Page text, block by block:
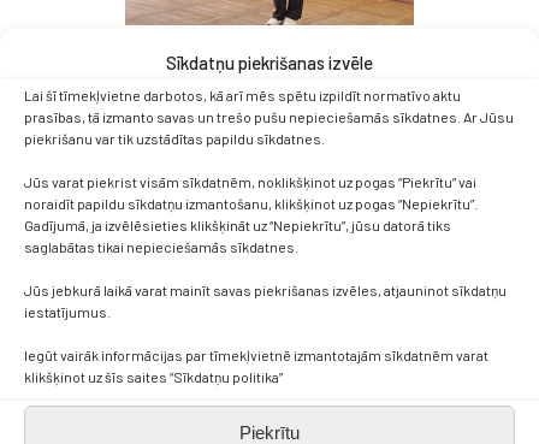
Sīkdatņu piekrišanas izvēle
Lai šī tīmekļvietne darbotos, kā arī mēs spētu izpildīt normatīvo aktu
prasības, tā izmanto savas un trešo pušu nepieciešamās sīkdatnes. Ar Jūsu
piekrišanu var tik uzstādītas papildu sīkdatnes.
Jūs varat piekrist visām sīkdatnēm, noklikšķinot uz pogas “Piekrītu” vai
noraidīt papildu sīkdatņu izmantošanu, klikšķinot uz pogas “Nepiekrītu”.
Gadījumā, ja izvēlēsieties klikšķināt uz “Nepiekrītu”, jūsu datorā tiks
saglabātas tikai nepieciešamās sīkdatnes.
Jūs jebkurā laikā varat mainīt savas piekrišanas izvēles, atjauninot sīkdatņu
iestatījumus.
Iegūt vairāk informācijas par tīmekļvietnē izmantotajām sīkdatnēm varat
klikšķinot uz šīs saites “Sīkdatņu politika”
Piekrītu